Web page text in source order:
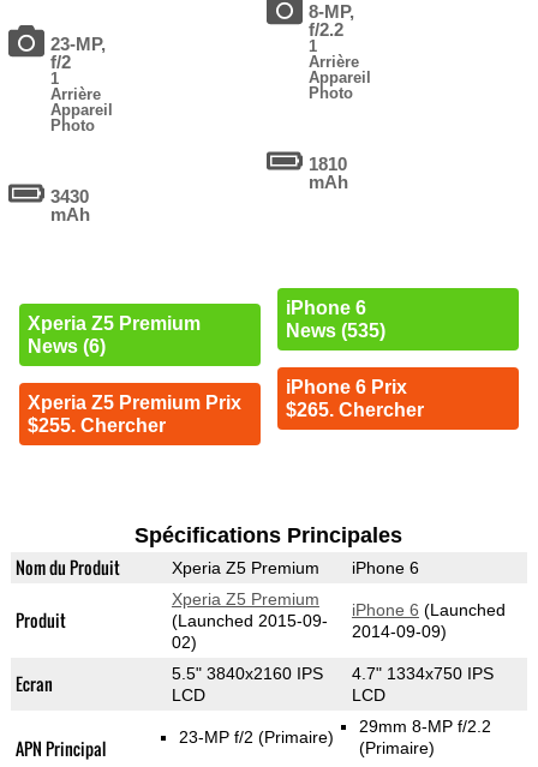
23-MP,
f/2
1
Arrière
Appareil
Photo
3430
mAh
Xperia Z5 Premium
News (6)
Xperia Z5 Premium Prix
$255. Chercher
8-MP,
f/2.2
1
Arrière
Appareil
Photo
1810
mAh
iPhone 6
News (535)
iPhone 6 Prix
$265. Chercher
Spécifications Principales
Nom du Produit Xperia Z5 Premium iPhone 6
Produit
Xperia Z5 Premium
(Launched 2015-09-
02)
iPhone 6 (Launched
2014-09-09)
Ecran
5.5" 3840x2160 IPS
LCD
4.7" 1334x750 IPS
LCD
APN Principal 23-MP f/2 (Primaire)
29mm 8-MP f/2.2
(Primaire)